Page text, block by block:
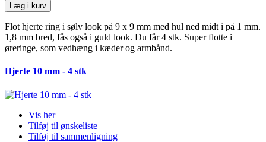
Læg i kurv
Flot hjerte ring i sølv look på 9 x 9 mm med hul ned midt i på 1 mm.
1,8 mm bred, fås også i guld look. Du får 4 stk. Super flotte i
øreringe, som vedhæng i kæder og armbånd.
Hjerte 10 mm - 4 stk
Vis her
Tilføj til ønskeliste
Tilføj til sammenligning